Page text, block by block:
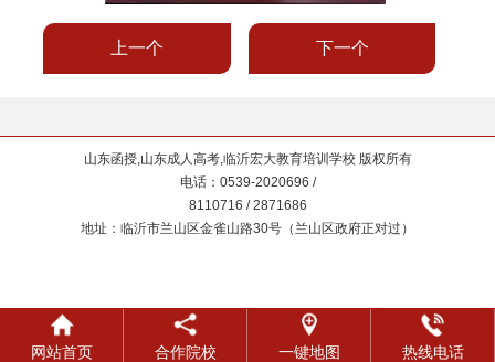
上一个 下一个
山东函授,山东成人高考,临沂宏大教育培训学校 版权所有
电话：0539-2020696 /
8110716 / 2871686
地址：临沂市兰山区金雀山路30号（兰山区政府正对过）
网站首页 合作院校 一键地图 热线电话